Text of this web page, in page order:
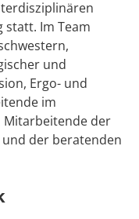
statt. Im Team
und
Ergo- und
im
Mitarbeitende der
der beratenden